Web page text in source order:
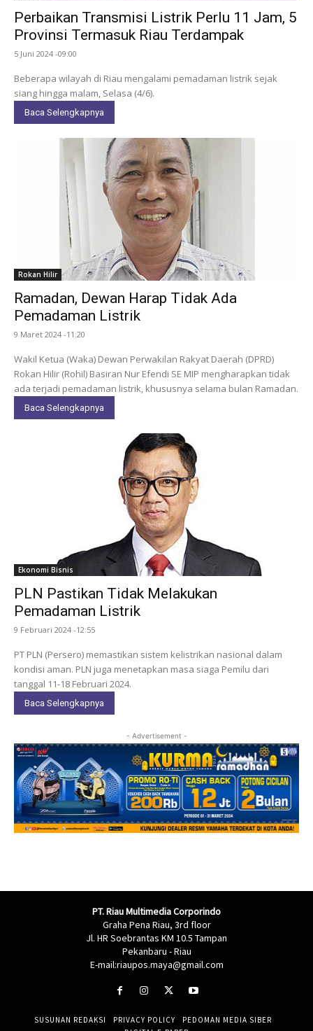
Perbaikan Transmisi Listrik Perlu 11 Jam, 5
Provinsi Termasuk Riau Terdampak
5 Juni 2024 -09:00
Beberapa wilayah di Riau mengalami pemadaman listrik sejak
siang hingga malam, Selasa (4/6).
Baca Selengkapnya
Rokan Hilir
Ramadan, Dewan Harap Tidak Ada
Pemadaman Listrik
9 Maret 2024 -11:20
Wakil Ketua (Waka) Dewan Perwakilan Rakyat Daerah (DPRD)
Rokan Hilir (Rohil) Basiran Nur Efendi SE MIP mengharapkan tidak
ada terjadi pemadaman listrik, khususnya selama bulan Ramadan.
Baca Selengkapnya
Ekonomi Bisnis
PLN Pastikan Tidak Melakukan
Pemadaman Listrik
9 Februari 2024 -12:55
PT PLN (Persero) memastikan sistem kelistrikan nasional dalam
kondisi aman. PLN juga menetapkan masa siaga Pemilu dari
tanggal 11-18 Februari 2024.
Baca Selengkapnya
- Advertisement -
PT. Riau Multimedia Corporindo
Graha Pena Riau, 3rd floor
Jl. HR Soebrantas KM 10.5 Tampan
Pekanbaru - Riau
E-mail:riaupos.maya@gmail.com
SUSUNAN REDAKSI PRIVACY POLICY
PEDOMAN MEDIA SIBER